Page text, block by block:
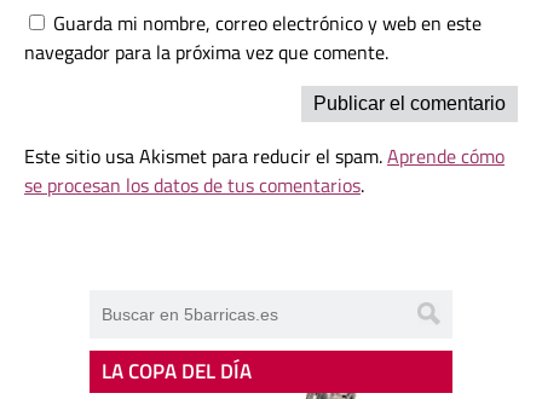
Guarda mi nombre, correo electrónico y web en este
navegador para la próxima vez que comente.
Este sitio usa Akismet para reducir el spam.Aprende cómo
se procesan los datos de tus comentarios.
LA COPA DEL DÍA